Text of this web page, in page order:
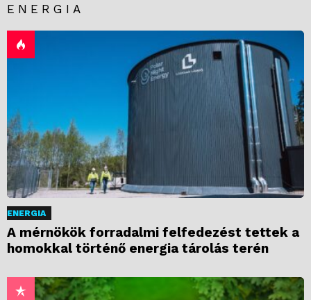
ENERGIA
ENERGIA
A mérnökök forradalmi felfedezést tettek a
homokkal történő energia tárolás terén